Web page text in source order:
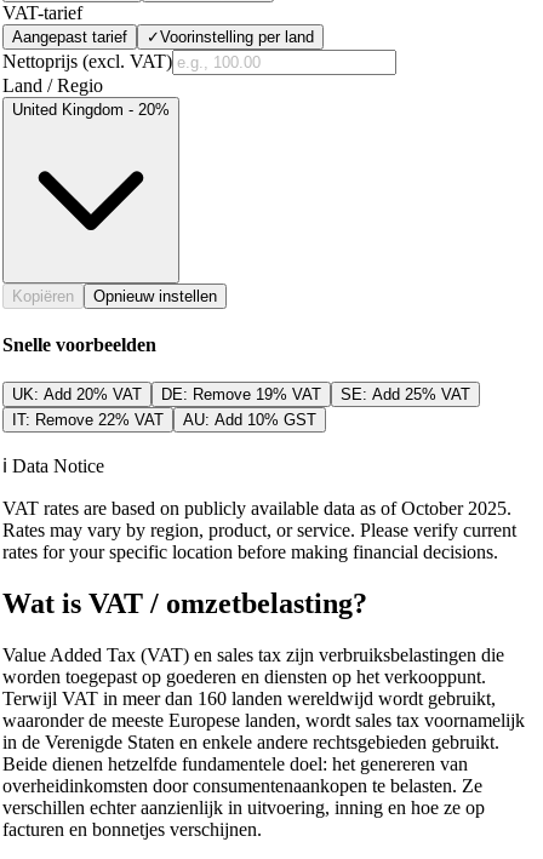
VAT-tarief
Aangepast tarief ✓Voorinstelling per land
Nettoprijs (excl. VAT)
Land / Regio
United Kingdom - 20%
Kopiëren Opnieuw instellen
Snelle voorbeelden
UK: Add 20% VAT DE: Remove 19% VAT
SE: Add 25% VAT
IT: Remove 22% VAT
AU: Add 10% GST
ℹ️ Data Notice
VAT rates are based on publicly available data as of October 2025.
Rates may vary by region, product, or service. Please verify current
rates for your specific location before making financial decisions.
Wat is VAT / omzetbelasting?
Value Added Tax (VAT) en sales tax zijn verbruiksbelastingen die
worden toegepast op goederen en diensten op het verkooppunt.
Terwijl VAT in meer dan 160 landen wereldwijd wordt gebruikt,
waaronder de meeste Europese landen, wordt sales tax voornamelijk
in de Verenigde Staten en enkele andere rechtsgebieden gebruikt.
Beide dienen hetzelfde fundamentele doel: het genereren van
overheidinkomsten door consumentenaankopen te belasten. Ze
verschillen echter aanzienlijk in uitvoering, inning en hoe ze op
facturen en bonnetjes verschijnen.